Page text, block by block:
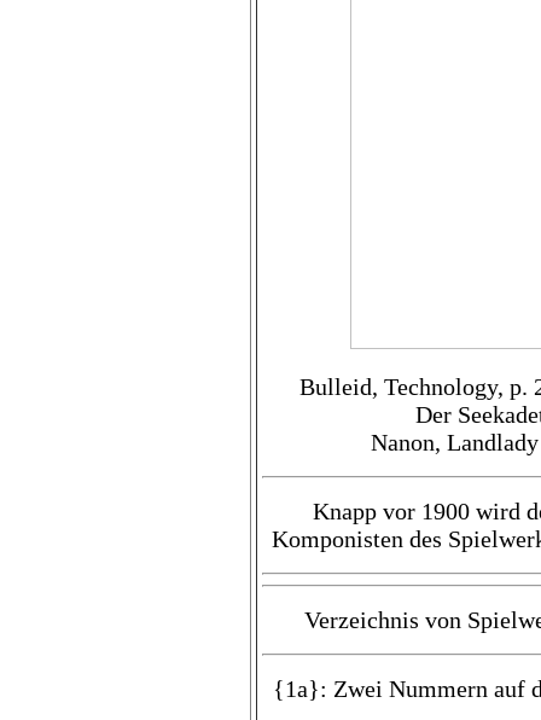
Bulleid, Technology, p.
Der
Nanon,
Knapp vor 1900 wird
Komponisten des
Verzeichnis von
{1a}: Zwei Nummern auf